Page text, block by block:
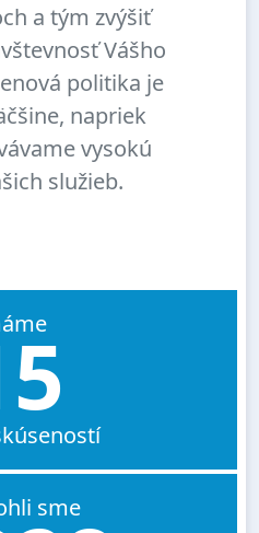
a tým zvýšiť
Vášho
politika je
napriek
vysokú
služieb.
sme